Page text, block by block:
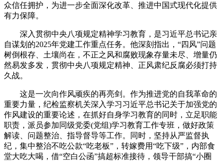
众信任拥护，为进一步全面深化改革、推进中国式现代化提供
有力保障。
深入贯彻中央八项规定精神学习教育，是习近平总书记亲
自谋划的2025年党建工作重点任务。他深刻指出，“四风”问题
树倒根存、土壤尚在，不正之风和腐败现象存量未尽、增量仍
然易发多发，贯彻中央八项规定精神、正风肃纪反腐必须打持
久战。
这是一次向作风顽疾的再亮剑。作为推进党的自我革命的
重要力量，纪检监察机关深入学习习近平总书记关于加强党的
作风建设的重要论述，在抓好自身学习教育的同时，立足职能
职责，派员参加同级党委(党组)学习教育工作专班，做好政策
解读、问题整治、指导督导等工作。同时，坚持从严监督执
纪，集中整治不吃公款“吃老板”，转嫁费用“吃下级”，内部食
堂大吃大喝，借“空白公函”搞超标准接待，领导干部搞“小圈